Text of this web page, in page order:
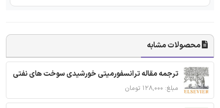
محصولات مشابه
ترجمه مقاله ترانسفورمیتی خورشیدی سوخت های نفتی
مبلغ: ۱۲۸,۰۰۰ تومان